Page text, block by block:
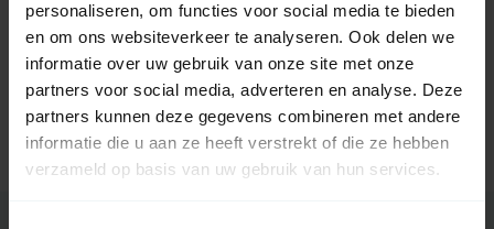
personaliseren, om functies voor social media te bieden
en om ons websiteverkeer te analyseren. Ook delen we
informatie over uw gebruik van onze site met onze
partners voor social media, adverteren en analyse. Deze
partners kunnen deze gegevens combineren met andere
informatie die u aan ze heeft verstrekt of die ze hebben
verzameld op basis van uw gebruik van hun services.
Gerelateerde producten
TypeError: Failed to fetch
https://www.rolluikonderdelen.nl/nl/overige-
onderdelen/bandopwinders-en-
toebehoren/optrekbanden/